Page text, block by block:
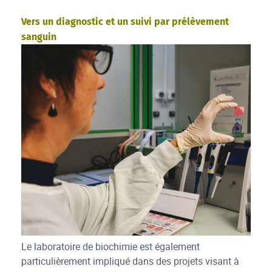
Vers un diagnostic et un suivi par prélèvement
sanguin
Le laboratoire de biochimie est également
particulièrement impliqué dans des projets visant à